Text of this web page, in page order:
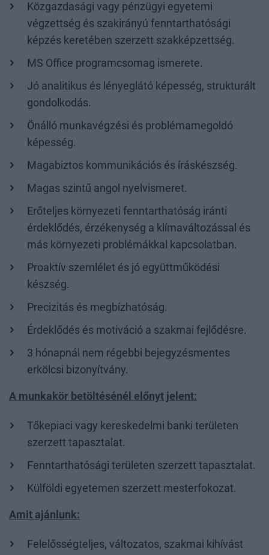
Közgazdasági vagy pénzügyi egyetemi
végzettség és szakirányú fenntarthatósági
képzés keretében szerzett szakképzettség.
MS Office programcsomag ismerete.
Jó analitikus és lényeglátó képesség, strukturált
gondolkodás.
Önálló munkavégzési és problémamegoldó
képesség.
Magabiztos kommunikációs és íráskészség.
Magas szintű angol nyelvismeret.
Erőteljes környezeti fenntarthatóság iránti
érdeklődés, érzékenység a klímaváltozással és
más környezeti problémákkal kapcsolatban.
Proaktív szemlélet és jó együttműködési
készség.
Precizitás és megbízhatóság.
Érdeklődés és motiváció a szakmai fejlődésre.
3 hónapnál nem régebbi bejegyzésmentes
erkölcsi bizonyítvány.
A munkakör betöltésénél előnyt jelent:
Tőkepiaci vagy kereskedelmi banki területen
szerzett tapasztalat.
Fenntarthatósági területen szerzett tapasztalat.
Külföldi egyetemen szerzett mesterfokozat.
Amit ajánlunk:
Felelősségteljes, változatos, szakmai kihívást